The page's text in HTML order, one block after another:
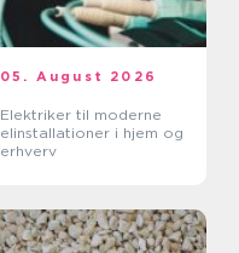
05. August 2026
Elektriker til moderne
elinstallationer i hjem og
erhverv